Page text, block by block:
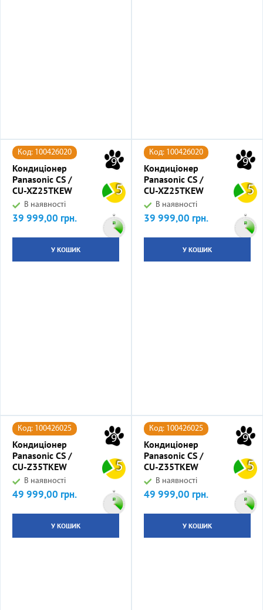
9
5
Код: 100426020
Кондиціонер
Panasonic CS /
CU-XZ25TKEW
В наявності
Ціна
39 999,00 грн.
У КОШИК
9
5
Код: 100426020
Кондиціонер
Panasonic CS /
CU-XZ25TKEW
В наявності
Ціна
39 999,00 грн.
У КОШИК
9
5
Код: 100426025
Кондиціонер
Panasonic CS /
CU-Z35TKEW
В наявності
Ціна
49 999,00 грн.
У КОШИК
9
5
Код: 100426025
Кондиціонер
Panasonic CS /
CU-Z35TKEW
В наявності
Ціна
49 999,00 грн.
У КОШИК